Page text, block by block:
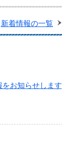
お知らせします
新着情報の一覧